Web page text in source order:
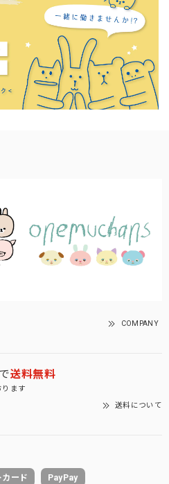
COMPANY
送料無料
ます
送料について
カード PayPay